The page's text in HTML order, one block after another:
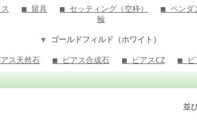
■ 留具 ■ セッティング（空枠） ■ ペンダ
輪
▼ ゴールドフィルド（ホワイト）
ス天然石 ■ ピアス合成石 ■ ピアスCZ ■ ピ
並